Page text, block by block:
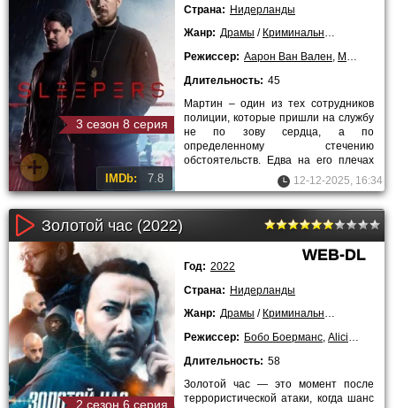
3 сезон 8 серия
IMDb: 7.8
Страна: Нидерланды
Жанр: Драмы / Криминальные
Режиссер: Аарон Ван Вален, Max Porcelijn
Длительность: 45
Мартин – один из тех сотрудников
полиции, которые пришли на службу
не по зову сердца, а по
определенному стечению
обстоятельств. Едва на его плечах
успели появиться погоны, герой стал
12-12-2025, 16:34
Золотой час (2022)
2 сезон 6 серия
WEB-DL
Год: 2022
Страна: Нидерланды
Жанр: Драмы / Криминальные
Режиссер: Бобо Боерманс, Alicia Wilson Soesbergen
Длительность: 58
Золотой час — это момент после
террористической атаки, когда шанс